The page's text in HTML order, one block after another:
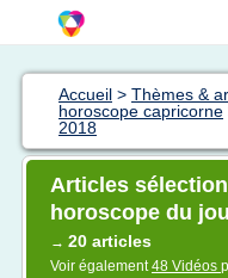
Accueil > Thèmes &
horoscope capricorne
2018
Articles
horoscope du
→ 20 articles
Voir également48 Vidéos